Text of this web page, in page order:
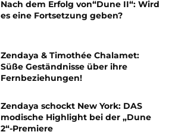
Nach dem Erfolg von“Dune II“: Wird
es eine Fortsetzung geben?
Zendaya & Timothée Chalamet:
Süße Geständnisse über ihre
Fernbeziehungen!
Zendaya schockt New York: DAS
modische Highlight bei der „Dune
2“-Premiere